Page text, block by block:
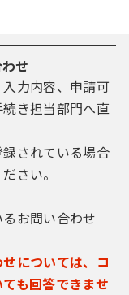
せ
力内容、申請可
き担当部門へ直
されている場合
さい。
お問い合わせ
については、コ
も回答できませ